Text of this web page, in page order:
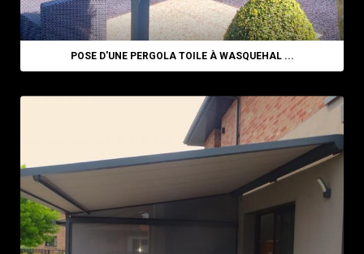
POSE D'UNE PERGOLA TOILE À WASQUEHAL ...